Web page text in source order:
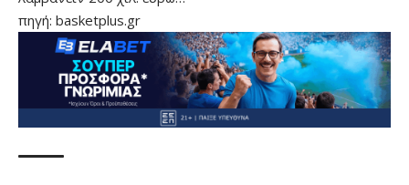
πηγή: basketplus.gr